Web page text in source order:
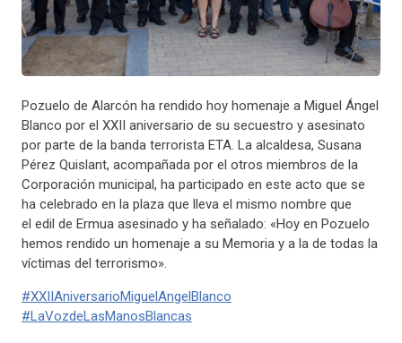
Pozuelo de Alarcón ha rendido hoy homenaje a Miguel Ángel
Blanco por el XXII aniversario de su secuestro y asesinato
por parte de la banda terrorista ETA. La alcaldesa, Susana
Pérez Quislant, acompañada por el otros miembros de la
Corporación municipal, ha participado en este acto que se
ha celebrado en la plaza que lleva el mismo nombre que
el edil de Ermua asesinado y ha señalado: «Hoy en Pozuelo
hemos rendido un homenaje a su Memoria y a la de todas la
víctimas del terrorismo».
#XXIIAniversarioMiguelAngelBlanco
#LaVozdeLasManosBlancas